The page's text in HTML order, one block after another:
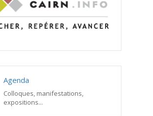
Agenda
Colloques, manifestations,
expositions...